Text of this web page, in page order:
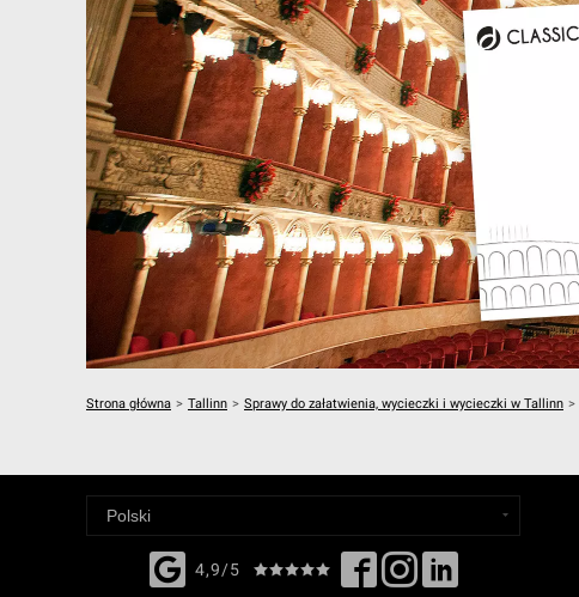
Strona główna > Tallinn > Sprawy do załatwienia, wycieczki i wycieczki w Tallinn >
4,9/5